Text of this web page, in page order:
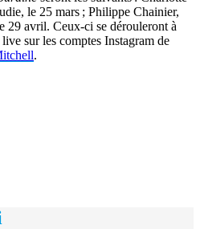
le 25 mars ; Philippe Chainier,
29 avril. Ceux-ci se dérouleront à
sur les comptes Instagram de
.